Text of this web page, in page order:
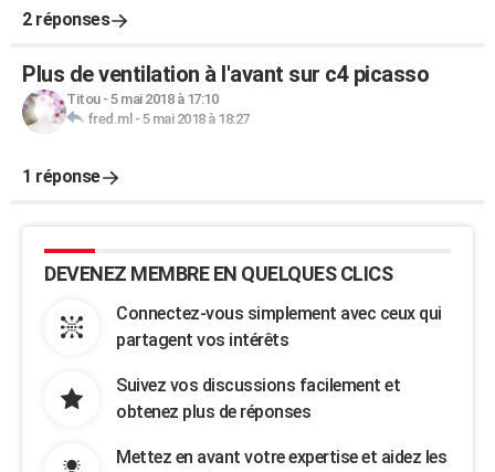
2 réponses
Plus de ventilation à l'avant sur c4 picasso
Titou- 5 mai 2018 à 17:10
fred.ml - 5 mai 2018 à 18:27
1 réponse
DEVENEZ MEMBRE EN QUELQUES CLICS
Connectez-vous simplement avec ceux qui
partagent vos intérêts
Suivez vos discussions facilement et
obtenez plus de réponses
Mettez en avant votre expertise et aidez les